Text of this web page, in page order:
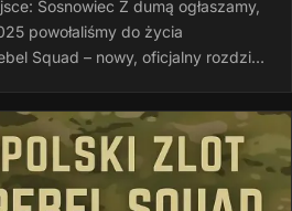
Sosnowiec Z dumą ogłaszamy,
powołaliśmy do życia
Squad – nowy, oficjalny rozdział